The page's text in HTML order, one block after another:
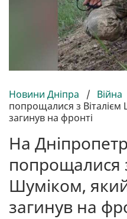
Новини Дніпра / Війна
попрощалися з
загинув на фронті
На
попрощалися
Шуміком,
загинув на